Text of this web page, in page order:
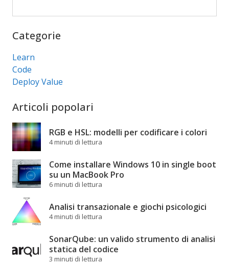
Categorie
Learn
Code
Deploy Value
Articoli popolari
RGB e HSL: modelli per codificare i colori
4 minuti di lettura
Come installare Windows 10 in single boot
su un MacBook Pro
6 minuti di lettura
Analisi transazionale e giochi psicologici
4 minuti di lettura
SonarQube: un valido strumento di analisi
statica del codice
3 minuti di lettura